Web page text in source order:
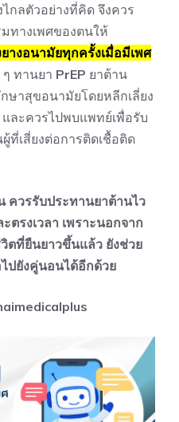
ไกลตัวอย่างที่คิด จึงควร
ทางเพศของตนให้
างอนามัยทุกครั้งเมื่อมีเพศ
ทานยา PrEP ยาต้าน
ษาสุขอนามัยโดยหลีกเลี่ยง
ละควรไปพบแพทย์เพื่อรับ
ที่เสี่ยงต่อการติดเชื้อติด
ควรรับประทานยาต้านไว
ตรงเวลา เพราะนอกจาก
ตที่ยืนยาวขึ้นแล้ว ยังช่วย
ปยังคู่นอนได้อีกด้วย